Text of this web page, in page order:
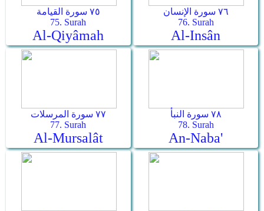
٧٥ سورة القيامة
75. Surah
Al-Qiyâmah
٧٦ سورة الإنسان
76. Surah
Al-Insân
٧٧ سورة المرسلات
77. Surah
Al-Mursalât
٧٨ سورة النبأ
78. Surah
An-Naba'